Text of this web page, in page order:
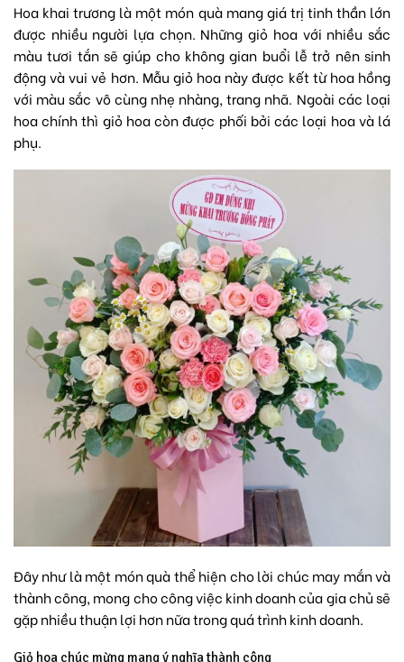
Hoa khai trương là một món quà mang giá trị tinh thần lớn
được nhiều người lựa chọn. Nhữnggiỏ hoavới nhiều sắc
màu tươi tắn sẽ giúp cho không gian buổi lễ trở nên sinh
động và vui vẻ hơn. Mẫu giỏ hoa này được kết từ hoa hồng
với màu sắc vô cùng nhẹ nhàng, trang nhã. Ngoài các loại
hoa chính thì giỏ hoa còn được phối bởi các loại hoa và lá
phụ.
Đây như là một món quà thể hiện cho lời chúc may mắn và
thành công, mong cho công việc kinh doanh của gia chủ sẽ
gặp nhiều thuận lợi hơn nữa trong quá trình kinh doanh.
Giỏ hoa chúc mừng mang ý nghĩa thành công